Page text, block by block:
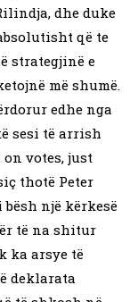
dhe duke
që te
strategjinë e
më shumë.
edhe nga
sesi të arrish
votes, just
thotë Peter
një kërkesë
të na shitur
ka arsye të
deklarata